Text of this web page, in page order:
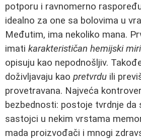
potporu i ravnomerno
idealno za one sa bolovima u
Međutim, ima nekoliko mana.
imati karakterističan hemijski
opisuju kao nepodnošljiv.
doživljavaju kao pretvrdu ili
provetravana. Najveća
bezbednosti: postoje tvrdnje da
sastojci u nekim vrstama
mada proizvođači i mnogi